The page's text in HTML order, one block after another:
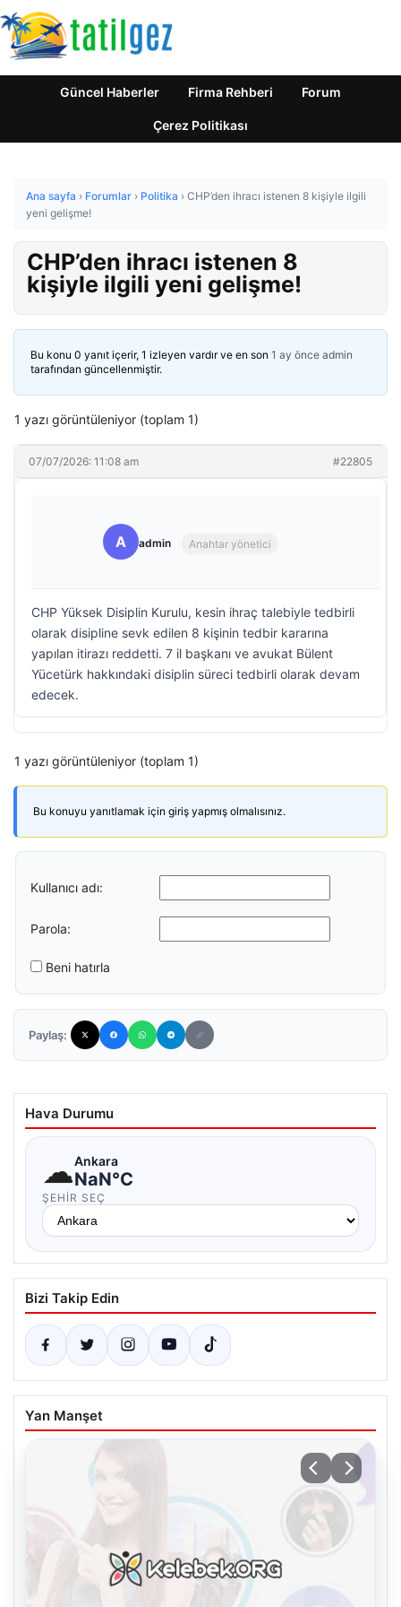
Güncel Haberler Firma Rehberi Forum
Çerez Politikası
Ana sayfa › Forumlar › Politika › CHP’den ihracı istenen 8 kişiyle ilgili
yeni gelişme!
CHP’den ihracı istenen 8
kişiyle ilgili yeni gelişme!
Bu konu 0 yanıt içerir, 1 izleyen vardır ve en son 1 ay önce admin
tarafından güncellenmiştir.
1 yazı görüntüleniyor (toplam 1)
07/07/2026: 11:08 am #22805
A admin Anahtar yönetici
CHP Yüksek Disiplin Kurulu, kesin ihraç talebiyle tedbirli
olarak disipline sevk edilen 8 kişinin tedbir kararına
yapılan itirazı reddetti. 7 il başkanı ve avukat Bülent
Yücetürk hakkındaki disiplin süreci tedbirli olarak devam
edecek.
1 yazı görüntüleniyor (toplam 1)
Bu konuyu yanıtlamak için giriş yapmış olmalısınız.
Kullanıcı adı:
Parola:
Beni hatırla
Paylaş:
Hava Durumu
☁Ankara
NaN°C
ŞEHIR SEÇ
Bizi Takip Edin
Yan Manşet